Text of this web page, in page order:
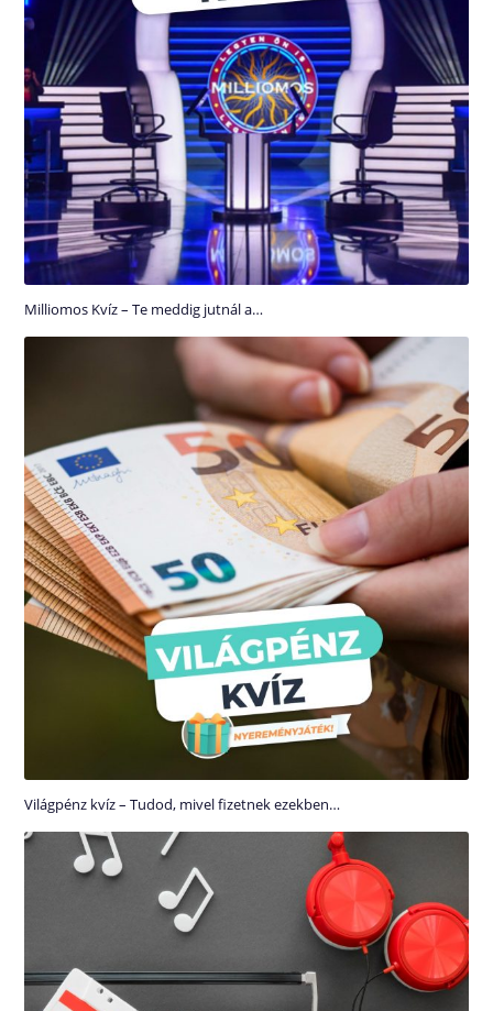
Milliomos Kvíz – Te meddig jutnál a…
Világpénz kvíz – Tudod, mivel fizetnek ezekben…